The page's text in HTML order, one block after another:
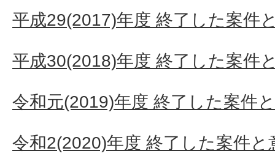
平成29(2017)年度 終了した案件
平成30(2018)年度 終了した案件
令和元(2019)年度 終了した案件
令和2(2020)年度 終了した案件と